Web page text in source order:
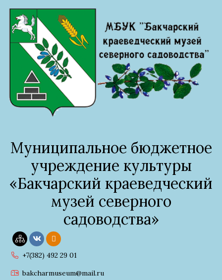
Муниципальное бюджетное
учреждение культуры
«Бакчарский краеведческий
музей северного
садоводства»
+7(382) 492 29 01
bakcharmuseum@mail.ru